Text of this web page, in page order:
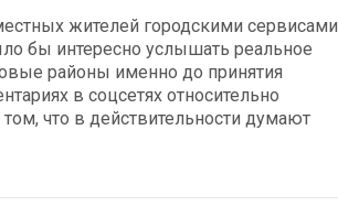
жителей городскими сервисами
бы интересно услышать реальное
районы именно до принятия
в соцсетях относительно
что в действительности думают